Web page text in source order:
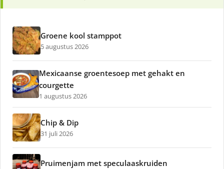
Groene kool stamppot
5 augustus 2026
Mexicaanse groentesoep met gehakt en
courgette
1 augustus 2026
Chip & Dip
31 juli 2026
Pruimenjam met speculaaskruiden